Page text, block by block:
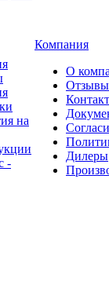
на
-
Компания
О
Отзывы
Дилеры